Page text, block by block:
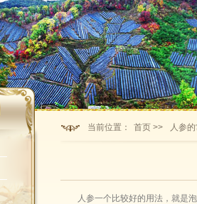
当前位置： 首页 >> 人参
人参一个比较好的用法，就是泡